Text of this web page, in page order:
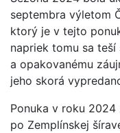
septembra výletom
ktorý je v tejto
napriek tomu sa
a opakovanému
jeho skorá
Ponuka v roku 2024
po Zemplínskej